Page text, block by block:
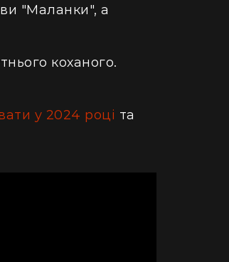
блогерка продала
та купила дім
"Маланки", а
коханого.
у 2024 році та